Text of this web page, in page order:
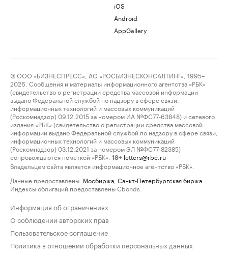
iOS
Android
AppGallery
© ООО «БИЗНЕСПРЕСС», АО «РОСБИЗНЕСКОНСАЛТИНГ», 1995–
2026. Сообщения и материалы информационного агентства «РБК»
(свидетельство о регистрации средства массовой информации
выдано Федеральной службой по надзору в сфере связи,
информационных технологий и массовых коммуникаций
(Роскомнадзор) 09.12.2015 за номером ИА №ФС77-63848) и сетевого
издания «РБК» (свидетельство о регистрации средства массовой
информации выдано Федеральной службой по надзору в сфере связи,
информационных технологий и массовых коммуникаций
(Роскомнадзор) 03.12.2021 за номером ЭЛ №ФС77-82385)
сопровождаются пометкой «РБК».
18+ letters@rbc.ru
Владельцем сайта является информационное агентство «РБК».
Данные предоставлены: Мосбиржа Санкт-Петербургская биржа
Индексы облигаций предоставлены Cbonds.
Информация об ограничениях
О соблюдении авторских прав
Пользовательское соглашение
Политика в отношении обработки персональных данных